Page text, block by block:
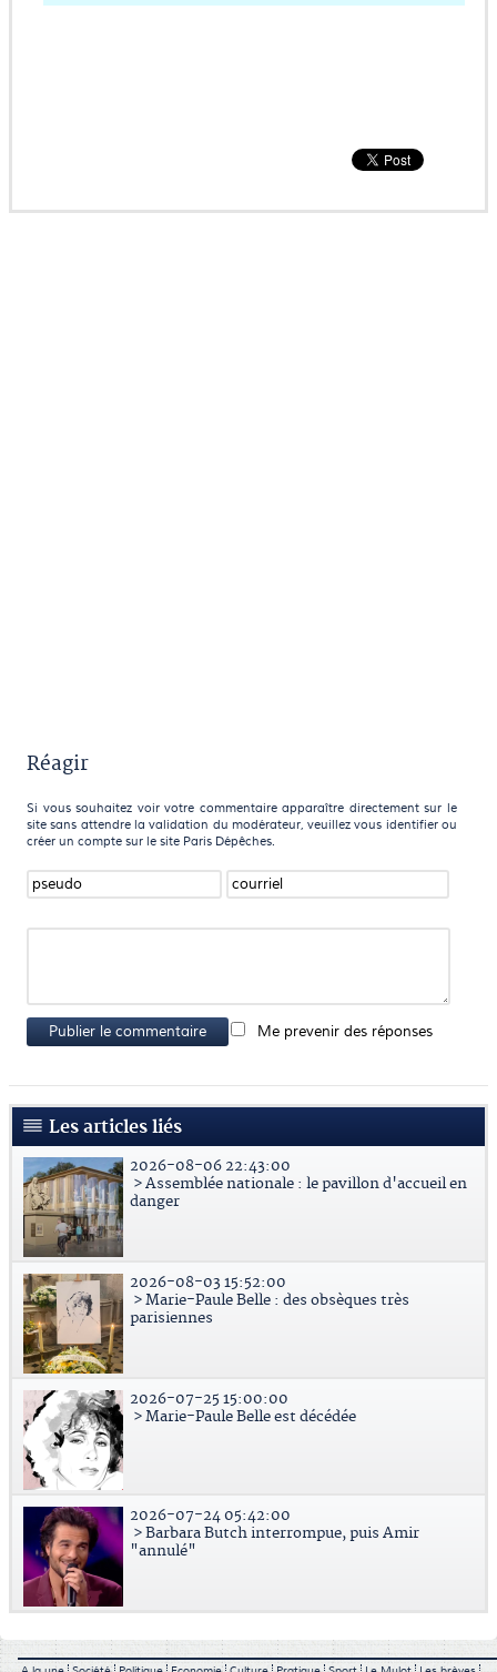
Réagir
Si vous souhaitez voir votre commentaire apparaître directement sur le
site sans attendre la validation du modérateur, veuillez vous identifier ou
créer un compte sur le site Paris Dépêches.
Publier le commentaire Me prevenir des réponses
Les articles liés
2026-08-06 22:43:00
> Assemblée nationale : le pavillon d'accueil en
danger
2026-08-03 15:52:00
> Marie-Paule Belle : des obsèques très
parisiennes
2026-07-25 15:00:00
> Marie-Paule Belle est décédée
2026-07-24 05:42:00
> Barbara Butch interrompue, puis Amir
"annulé"